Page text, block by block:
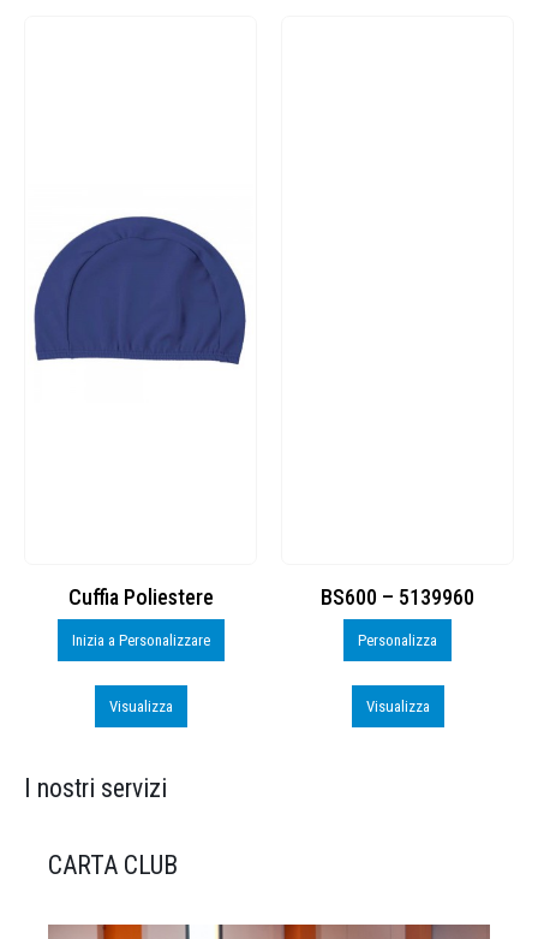
Cuffia Poliestere
Inizia a Personalizzare
Visualizza
BS600 – 5139960
Personalizza
Visualizza
I nostri servizi
CARTA CLUB